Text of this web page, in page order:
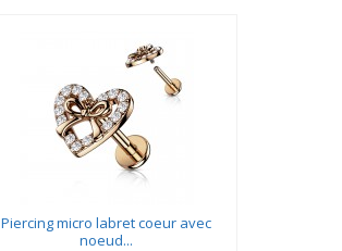
Piercing micro labret coeur avec
noeud...